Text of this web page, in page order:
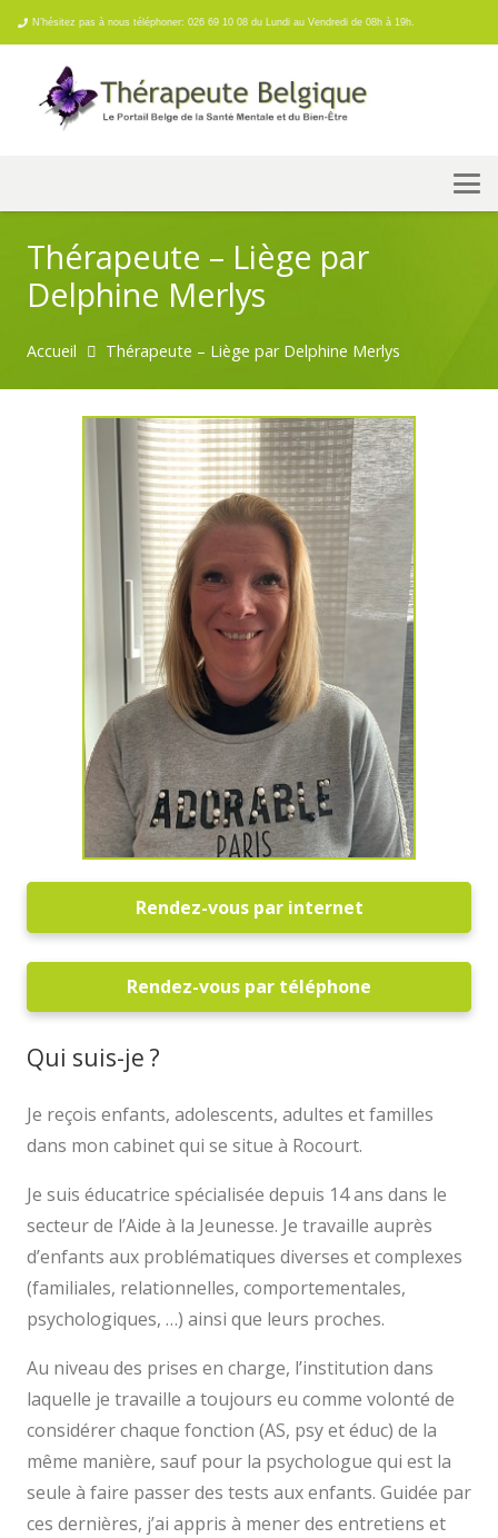
N’hésitez pas à nous téléphoner: 026 69 10 08 du Lundi au Vendredi de 08h à 19h.
Thérapeute – Liège par
Delphine Merlys
Accueil Thérapeute – Liège par Delphine Merlys
Qui suis-je ?
Je reçois enfants, adolescents, adultes et familles
dans mon cabinet qui se situe à Rocourt.
Je suis éducatrice spécialisée depuis 14 ans dans le
secteur de l’Aide à la Jeunesse. Je travaille auprès
d’enfants aux problématiques diverses et complexes
(familiales, relationnelles, comportementales,
psychologiques, …) ainsi que leurs proches.
Au niveau des prises en charge, l’institution dans
laquelle je travaille a toujours eu comme volonté de
considérer chaque fonction (AS, psy et éduc) de la
même manière, sauf pour la psychologue qui est la
seule à faire passer des tests aux enfants. Guidée par
ces dernières, j’ai appris à mener des entretiens et
Rendez-vous par internet
Rendez-vous par téléphone